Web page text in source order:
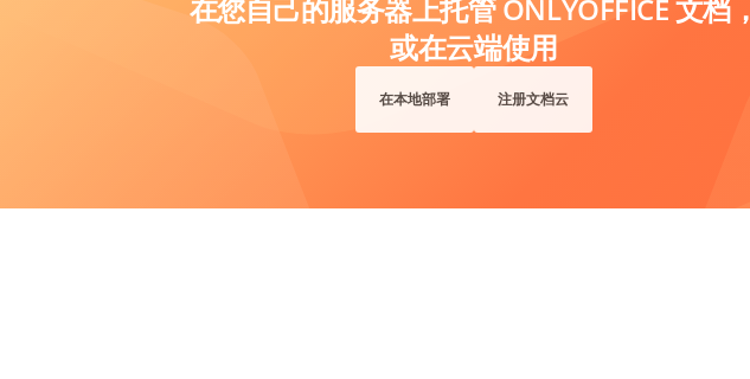
在您自己的服务器上托管 ONLYOFFICE 文档，
或在云端使用
在本地部署 注册文档云